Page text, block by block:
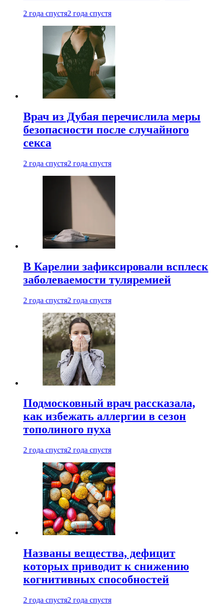
2 года спустя2 года спустя
Врач из Дубая перечислила меры
безопасности после случайного
секса
2 года спустя2 года спустя
В Карелии зафиксировали всплеск
заболеваемости туляремией
2 года спустя2 года спустя
Подмосковный врач рассказала,
как избежать аллергии в сезон
тополиного пуха
2 года спустя2 года спустя
Названы вещества, дефицит
которых приводит к снижению
когнитивных способностей
2 года спустя2 года спустя